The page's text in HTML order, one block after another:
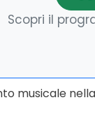
Scopri il
musicale